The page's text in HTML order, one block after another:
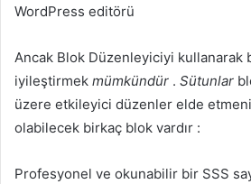
WordPress editörü
Ancak Blok Düzenleyiciyi kullanarak
iyileştirmek mümkündür . Sütunlar
üzere etkileyici düzenler elde
olabilecek birkaç blok vardır :
Profesyonel ve okunabilir bir SSS